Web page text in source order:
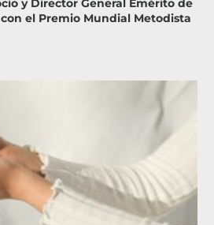
y Director General Emérito de
el Premio Mundial Metodista